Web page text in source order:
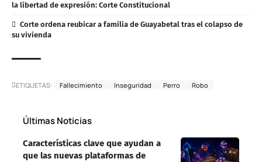
la libertad de expresión: Corte Constitucional
Corte ordena reubicar a familia de Guayabetal tras el colapso de
su vivienda
ETIQUETAS: Fallecimiento Inseguridad Perro Robo
Últimas Noticias
Características clave que ayudan a
que las nuevas plataformas de